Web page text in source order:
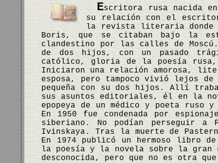
Escritora rusa nacida
su relación con el
la revista literaria donde
Boris, que se citaban bajo la
clandestino por las calles de
de dos hijos, con un pasado
católico, gloria de la poesía
Iniciaron una relación amorosa,
esposa, pero tampoco vivió lejos
pequeña con su dos hijos. Allí
sus asuntos editoriales, él en la
epopeya de un médico y poeta
En 1950 fue condenada por
siberiano. No podían perseguir a
Ivinskaya. Tras la muerte de
En 1974 publicó un hermoso libro
la poesía y la novela sobre la gran
desconocida, pero que no es otra